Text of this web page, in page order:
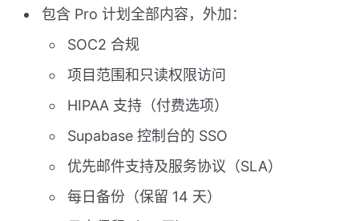
包含 Pro 计划全部内容，外加：
SOC2 合规
项目范围和只读权限访问
HIPAA 支持（付费选项）
Supabase 控制台的 SSO
优先邮件支持及服务协议（SLA）
每日备份（保留 14 天）